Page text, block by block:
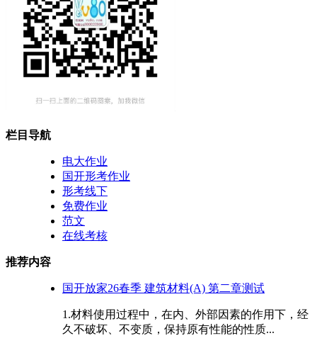
栏目导航
电大作业
国开形考作业
形考线下
免费作业
范文
在线考核
推荐内容
国开放家26春季 建筑材料(A) 第二章测试
1.材料使用过程中，在内、外部因素的作用下，经
久不破坏、不变质，保持原有性能的性质...